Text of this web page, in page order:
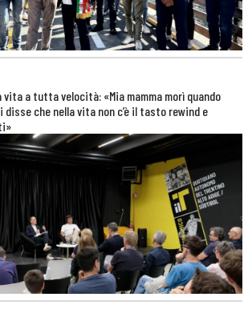
vita a tutta velocità: «Mia mamma morì quando
disse che nella vita non c’è il tasto rewind e